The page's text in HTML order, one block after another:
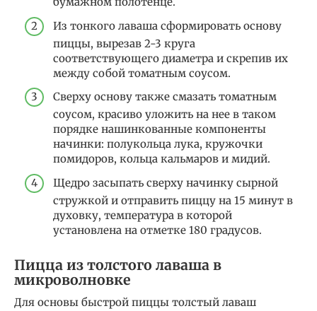
Из тонкого лаваша сформировать основу
пиццы, вырезав 2-3 круга
соответствующего диаметра и скрепив их
между собой томатным соусом.
Сверху основу также смазать томатным
соусом, красиво уложить на нее в таком
порядке нашинкованные компоненты
начинки: полукольца лука, кружочки
помидоров, кольца кальмаров и мидий.
Щедро засыпать сверху начинку сырной
стружкой и отправить пиццу на 15 минут в
духовку, температура в которой
установлена на отметке 180 градусов.
Пицца из толстого лаваша в
микроволновке
Для основы быстрой пиццы толстый лаваш